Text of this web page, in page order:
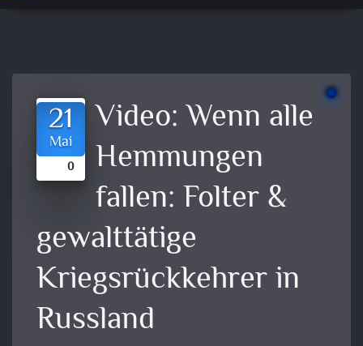
21
Mai
0
Video:Wenn alle
Hemmungen
fallen: Folter &
gewalttätige
Kriegsrückkehrer in
Russland